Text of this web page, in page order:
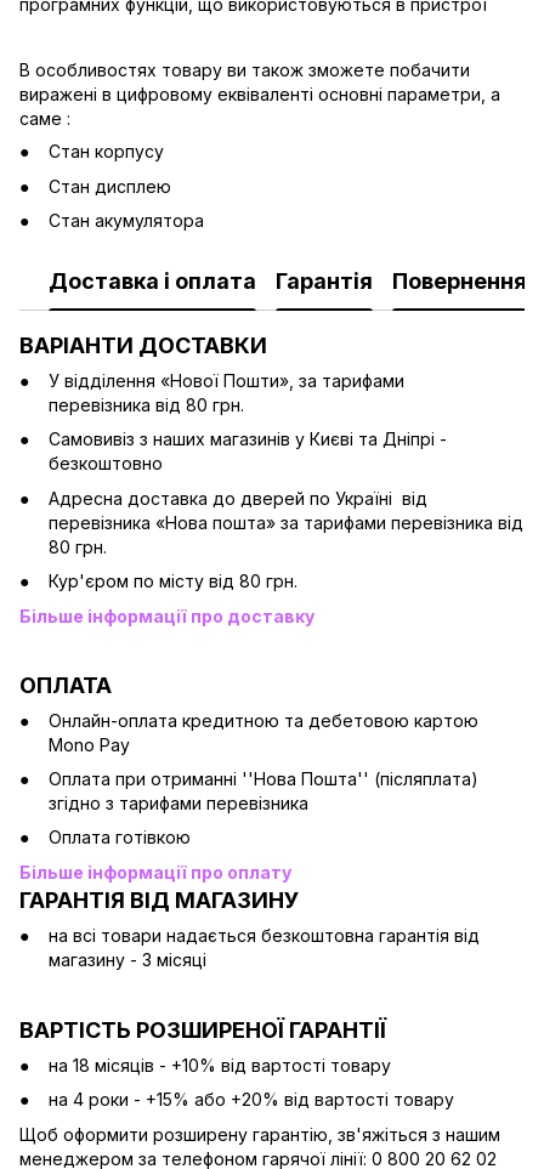
програмних функцій, що використовуються в пристрої
В особливостях товару ви також зможете побачити
виражені в цифровому еквіваленті основні параметри, а
саме :
Стан корпусу
Стан дисплею
Стан акумулятора
Доставка і оплата Гарантія Повернення
ВАРІАНТИ ДОСТАВКИ
У відділення «Нової Пошти», за тарифами
перевізника від 80 грн.
Cамовивіз з наших магазинів у Києві та Дніпрі -
безкоштовно
Адресна доставка до дверей по Україні від
перевізника «Нова пошта» за тарифами перевізника від
80 грн.
Кур'єром по місту від 80 грн.
Більше інформації про доставку
ОПЛАТА
Онлайн-оплата кредитною та дебетовою картою
Mono Pay
Оплата при отриманні ''Нова Пошта'' (післяплата)
згідно з тарифами перевізника
Оплата готівкою
Більше інформації про оплату
ГАРАНТІЯ ВІД МАГАЗИНУ
на всі товари надається безкоштовна гарантія від
магазину - 3 місяці
ВАРТІСТЬ РОЗШИРЕНОЇ ГАРАНТІЇ
на 18 місяців - +10% від вартості товару
на 4 роки - +15% або +20% від вартості товару
Щоб оформити розширену гарантію, зв'яжіться з нашим
менеджером за телефоном гарячої лінії: 0 800 20 62 02